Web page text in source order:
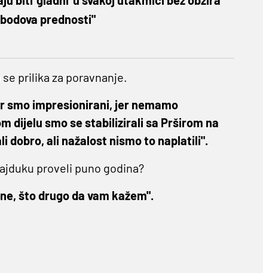
prednosti"
prilika za poravnanje.
smo impresionirani, jer nemamo
dijelu smo se stabilizirali sa Prširom na
dobro, ali nažalost nismo to naplatili".
proveli puno godina?
što drugo da vam kažem".